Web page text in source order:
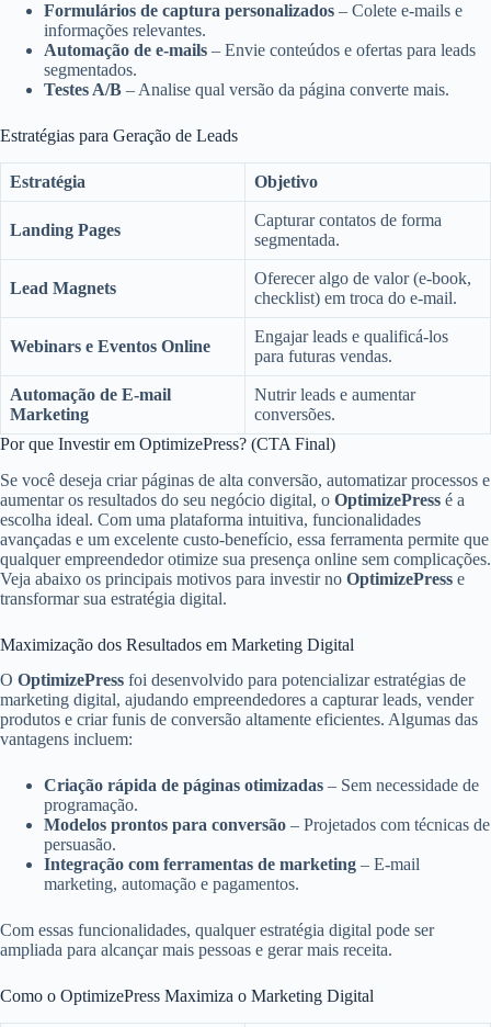
Formulários de captura personalizados – Colete e-mails e
informações relevantes.
Automação de e-mails – Envie conteúdos e ofertas para leads
segmentados.
Testes A/B – Analise qual versão da página converte mais.
Estratégias para Geração de Leads
Estratégia Objetivo
Landing Pages
Capturar contatos de forma
segmentada.
Lead Magnets
Oferecer algo de valor (e-book,
checklist) em troca do e-mail.
Webinars e Eventos Online
Engajar leads e qualificá-los
para futuras vendas.
Automação de E-mail
Marketing
Nutrir leads e aumentar
conversões.
Por que Investir em OptimizePress? (CTA Final)
Se você deseja criar páginas de alta conversão, automatizar processos e
aumentar os resultados do seu negócio digital, o OptimizePress é a
escolha ideal. Com uma plataforma intuitiva, funcionalidades
avançadas e um excelente custo-benefício, essa ferramenta permite que
qualquer empreendedor otimize sua presença online sem complicações.
Veja abaixo os principais motivos para investir no OptimizePress e
transformar sua estratégia digital.
Maximização dos Resultados em Marketing Digital
O OptimizePress foi desenvolvido para potencializar estratégias de
marketing digital, ajudando empreendedores a capturar leads, vender
produtos e criar funis de conversão altamente eficientes. Algumas das
vantagens incluem:
Criação rápida de páginas otimizadas – Sem necessidade de
programação.
Modelos prontos para conversão – Projetados com técnicas de
persuasão.
Integração com ferramentas de marketing – E-mail
marketing, automação e pagamentos.
Com essas funcionalidades, qualquer estratégia digital pode ser
ampliada para alcançar mais pessoas e gerar mais receita.
Como o OptimizePress Maximiza o Marketing Digital